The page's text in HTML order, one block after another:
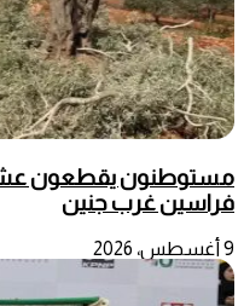
مستوطنون يقطعون
فراسين غرب جنين
9 أغسطس، 2026